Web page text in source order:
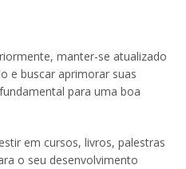
manter-se atualizado
e buscar aprimorar suas
para uma boa
em cursos, livros, palestras
o seu desenvolvimento